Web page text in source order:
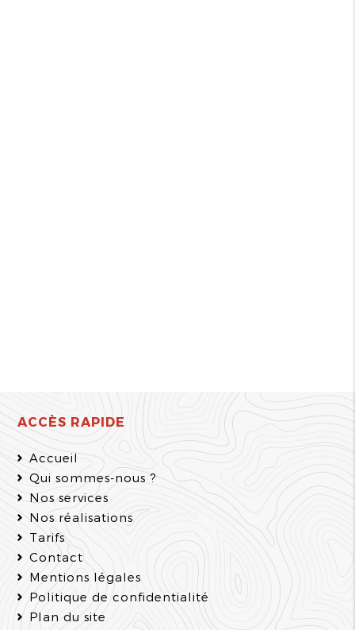
ACCÈS RAPIDE
Accueil
Qui sommes-nous ?
Nos services
Nos réalisations
Tarifs
Contact
Mentions légales
Politique de confidentialité
Plan du site